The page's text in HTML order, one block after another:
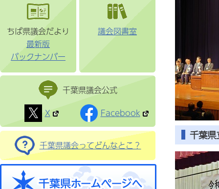
ちば県議会だより
最新版
バックナンバー
議会図書室
千葉県議会公式
X
Facebook
千葉県議会ってどんなとこ？
千葉